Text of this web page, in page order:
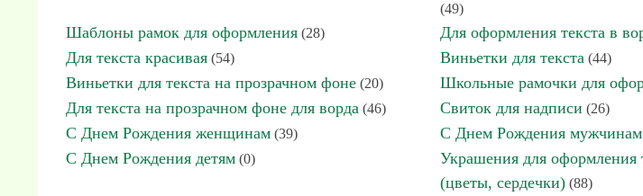
(49)
Шаблоны рамок для оформления (28) Для оформления текста в
Для текста красивая (54) Виньетки для текста (44)
Виньетки для текста на прозрачном фоне (20) Школьные рамочки для
Для текста на прозрачном фоне для ворда (46) Свиток для надписи (26)
С Днем Рождения женщинам (39) С Днем Рождения мужчинам
С Днем Рождения детям (0)
Украшения для оформления
(цветы, сердечки) (88)